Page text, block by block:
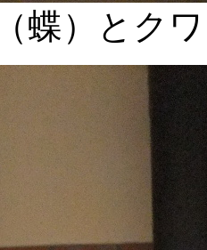
蝶）とク